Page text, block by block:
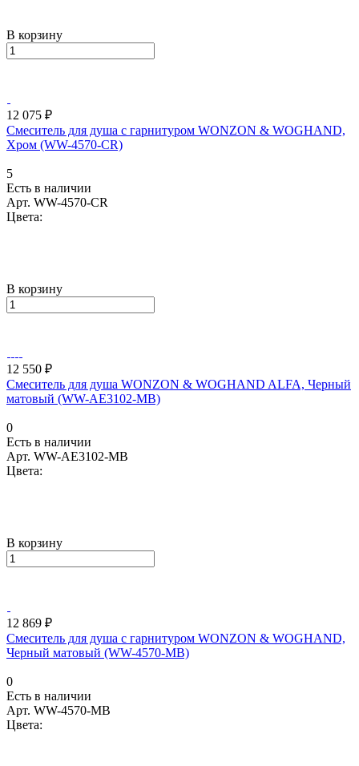
В корзину
12 075 ₽
Смеситель для душа с гарнитуром WONZON & WOGHAND,
Хром (WW-4570-CR)
5
Есть в наличии
Арт. WW-4570-CR
Цвета:
В корзину
12 550 ₽
Смеситель для душа WONZON & WOGHAND ALFA, Черный
матовый (WW-AE3102-MB)
0
Есть в наличии
Арт. WW-AE3102-MB
Цвета:
В корзину
12 869 ₽
Смеситель для душа с гарнитуром WONZON & WOGHAND,
Черный матовый (WW-4570-MB)
0
Есть в наличии
Арт. WW-4570-MB
Цвета: